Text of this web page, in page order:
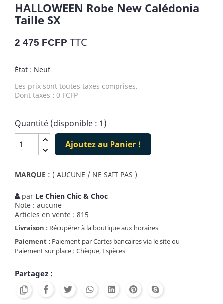
HALLOWEEN Robe New Calédonia
Taille SX
2 475 FCFP TTC
État : Neuf
Les prix sont toutes taxes comprises.
Dont taxes : 0 FCFP
Quantité (disponible : 1)
Ajoutez au Panier !
MARQUE : ( AUCUNE / NE SAIT PAS )
par Le Chien Chic & Choc
Note : aucune
Articles en vente : 815
Livraison : Récupérer à la boutique aux horaires
Paiement : Paiement par Cartes bancaires via le site ou
Paiement sur place : Chèque, Espèces
Partagez :